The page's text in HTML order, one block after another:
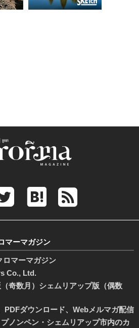
マーマガジン
ロマーマガジン
Co., Ltd.
奇数月）シェムリアップ版（偶数
PDFダウンロード、Webメルマガ配信
プノンペン・シェムリアップ市内のカ